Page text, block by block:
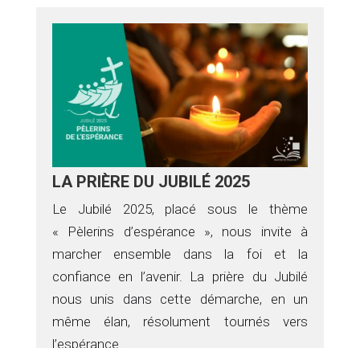
LA PRIÈRE DU JUBILÉ 2025
Le Jubilé 2025, placé sous le thème
« Pèlerins d’espérance », nous invite à
marcher ensemble dans la foi et la
confiance en l’avenir. La prière du Jubilé
nous unis dans cette démarche, en un
même élan, résolument tournés vers
l’espérance.